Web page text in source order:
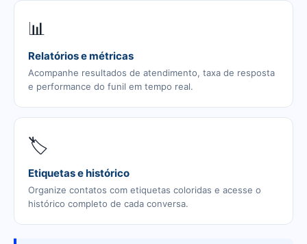
📊
Relatórios e métricas
Acompanhe resultados de atendimento, taxa de resposta
e performance do funil em tempo real.
🏷️
Etiquetas e histórico
Organize contatos com etiquetas coloridas e acesse o
histórico completo de cada conversa.